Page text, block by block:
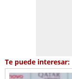
Te puede interesar: